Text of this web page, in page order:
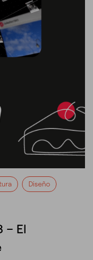
Diseño
– El